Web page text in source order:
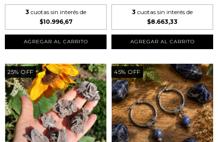
3 cuotas sin interés de
$10.996,67
3 cuotas sin interés de
$8.663,33
25% OFF 45% OFF